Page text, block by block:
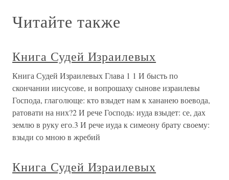
Читайте также
Книга Судей Израилевых
Книга Судей Израилевых Глава 1 1 И бысть по
скончании иисусове, и вопрошаху сынове израилевы
Господа, глаголюще: кто взыдет нам к хананею воевода,
ратовати на них?2 И рече Господь: иуда взыдет: се, дах
землю в руку его.3 И рече иуда к симеону брату своему:
взыди со мною в жребий
Книга Судей Израилевых